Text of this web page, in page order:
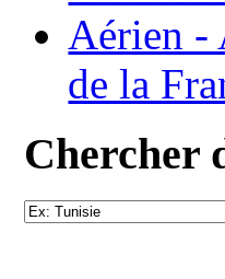
Aérien -
de la
Chercher